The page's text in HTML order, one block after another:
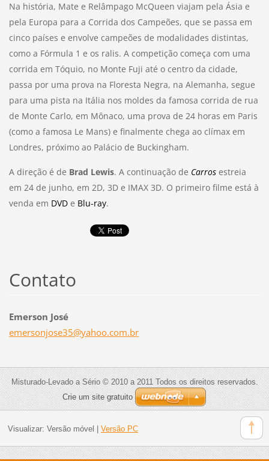
Na história, Mate e Relâmpago McQueen viajam pela Ásia e
pela Europa para a Corrida dos Campeões, que se passa em
cinco países e envolve campeões de modalidades distintas,
como a Fórmula 1 e os ralis. A competição começa com uma
corrida em Tóquio, no Monte Fuji até o centro da cidade,
passa por uma prova na Floresta Negra, na Alemanha, segue
para uma pista na Itália nos moldes da famosa corrida de rua
de Monte Carlo, em Mônaco, uma prova de 24 horas em Paris
(como a famosa Le Mans) e finalmente chega ao clímax em
Londres, próximo ao Palácio de Buckingham.
A direção é de Brad Lewis. A continuação de Carros estreia
em 24 de junho, em 2D, 3D e IMAX 3D. O primeiro filme está à
venda em DVDe Blu-ray.
Contato
Emerson José
emersonjose35@yahoo.com.br
Misturado-Levado a Sério © 2010 a 2011 Todos os direitos reservados.
Crie um site gratuito
Visualizar: Versão móvel Versão PC